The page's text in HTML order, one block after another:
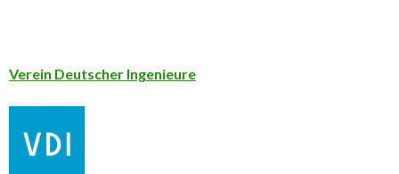
Verein Deutscher Ingenieure